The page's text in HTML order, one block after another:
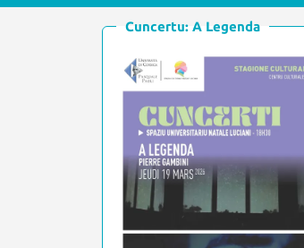
Cuncertu: A Legenda